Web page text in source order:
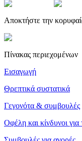
Αποκτήστε την
Πίνακας περιεχομένων
Εισαγωγή
Θρεπτικά συστατικά
Γεγονότα & συμβουλές
Οφέλη και κίνδυνοι για